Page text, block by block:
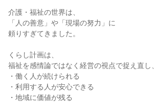
介護・福祉の世界は、
「人の善意」や「現場の努力」に
頼りすぎてきました。
くらし計画は、
福祉を感情論ではなく経営の視点で捉え直し、
・働く人が続けられる
・利用する人が安心できる
・地域に価値が残る